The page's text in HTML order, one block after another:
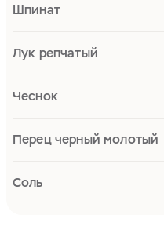
Шпинат
Лук репчатый
Чеснок
Перец черный молотый
Соль